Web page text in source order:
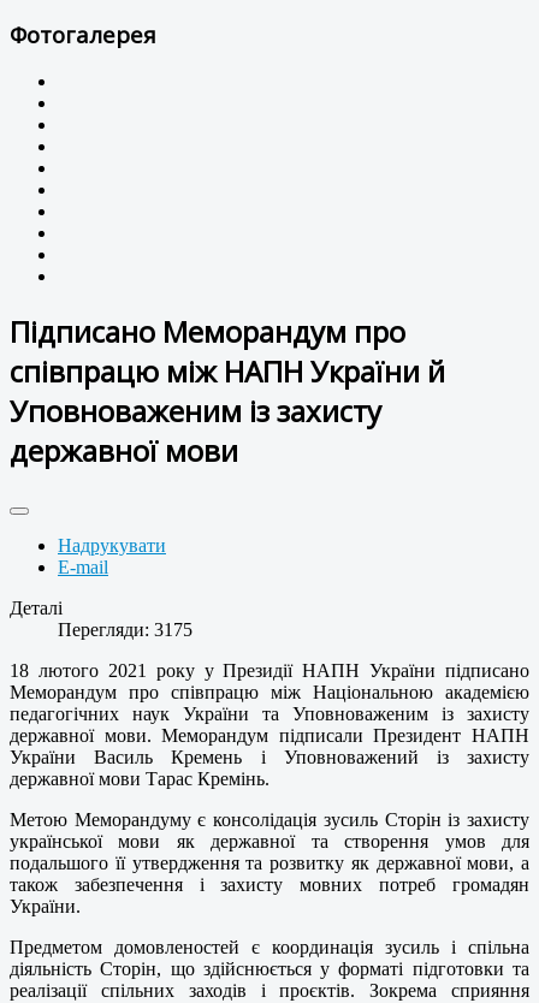
Фотогалерея
Підписано Меморандум про
співпрацю між НАПН України й
Уповноваженим із захисту
державної мови
Надрукувати
E-mail
Деталі
Перегляди: 3175
18 лютого 2021 року у Президії НАПН України підписано
Меморандум про співпрацю між Національною академією
педагогічних наук України та Уповноваженим із захисту
державної мови. Меморандум підписали Президент НАПН
України Василь Кремень і Уповноважений із захисту
державної мови Тарас Кремінь.
Метою Меморандуму є консолідація зусиль Сторін із захисту
української мови як державної та створення умов для
подальшого її утвердження та розвитку як державної мови, а
також забезпечення і захисту мовних потреб громадян
України.
Предметом домовленостей є координація зусиль і спільна
діяльність Сторін, що здійснюється у форматі підготовки та
реалізації спільних заходів і проєктів. Зокрема сприяння